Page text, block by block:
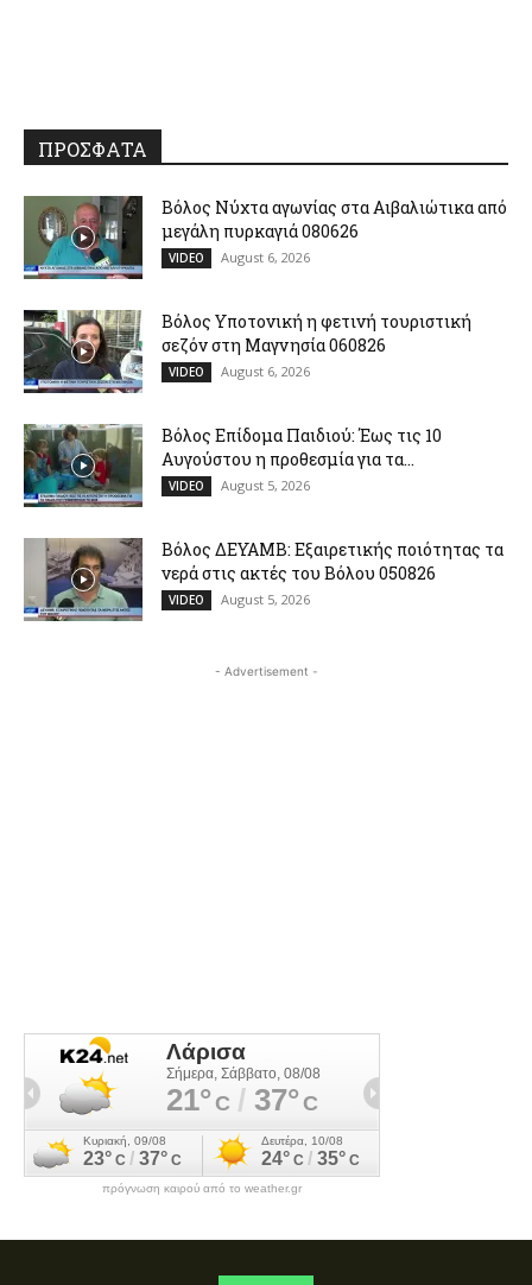
ΠΡΟΣΦΑΤΑ
Βόλος Νύχτα αγωνίας στα Αιβαλιώτικα από
μεγάλη πυρκαγιά 080626
VIDEO August 6, 2026
Βόλος Υποτονική η φετινή τουριστική
σεζόν στη Μαγνησία 060826
VIDEO August 6, 2026
Βόλος Επίδομα Παιδιού: Έως τις 10
Αυγούστου η προθεσμία για τα...
VIDEO August 5, 2026
Βόλος ΔΕΥΑΜΒ: Εξαιρετικής ποιότητας τα
νερά στις ακτές του Βόλου 050826
VIDEO August 5, 2026
- Advertisement -
πρόγνωση καιρού από το weather.gr